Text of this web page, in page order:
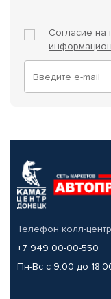
Согласие на
Телефон колл-
+7 949 00-00-550
Пн-Вс с 9.00 до